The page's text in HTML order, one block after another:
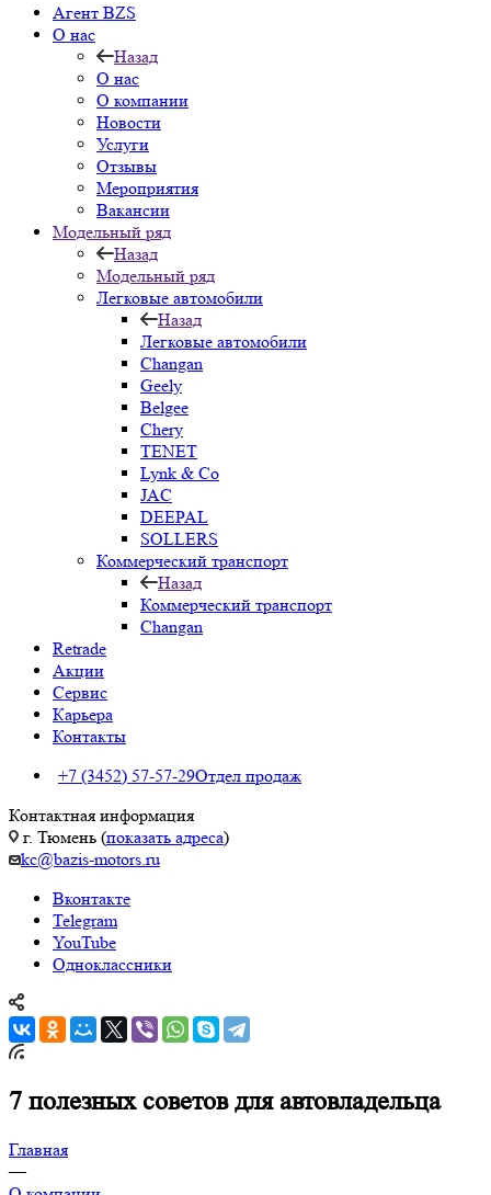
Агент BZS
О нас
Назад
О нас
О компании
Новости
Услуги
Отзывы
Мероприятия
Вакансии
Модельный ряд
Назад
Модельный ряд
Легковые автомобили
Назад
Легковые автомобили
Changan
Geely
Belgee
Chery
TENET
Lynk & Co
JAC
DEEPAL
SOLLERS
Коммерческий транспорт
Назад
Коммерческий транспорт
Changan
Retrade
Акции
Сервис
Карьера
Контакты
+7 (3452) 57-57-29Отдел продаж
Контактная информация
г. Тюмень (показать адреса)
kc@bazis-motors.ru
Вконтакте
Telegram
YouTube
Одноклассники
7 полезных советов для автовладельца
Главная
—